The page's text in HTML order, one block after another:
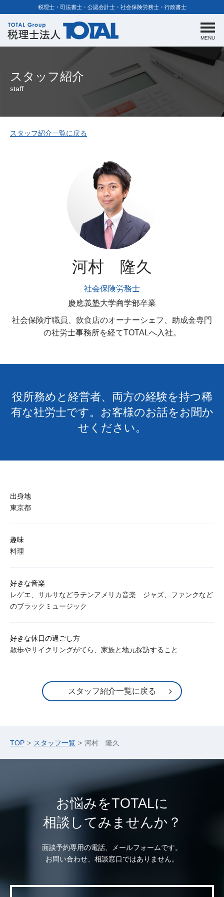
税理士・司法書士・公認会計士・社会保険労務士・行政書士
MENU
スタッフ紹介
staff
スタッフ紹介一覧に戻る
河村 隆久
社会保険労務士
慶應義塾大学商学部卒業
社会保険庁職員、飲食店のオーナーシェフ、助成金専門
の社労士事務所を経てTOTALへ入社。
役所務めと経営者、両方の経験を持つ稀
有な社労士です。お客様のお話をお聞か
せください。
出身地
東京都
趣味
料理
好きな音楽
レゲエ、サルサなどラテンアメリカ音楽 ジャズ、ファンクなど
のブラックミュージック
好きな休日の過ごし方
散歩やサイクリングがてら、家族と地元探訪すること
スタッフ紹介一覧に戻る
TOP スタッフ一覧 河村 隆久
お悩みをTOTALに
相談してみませんか？
面談予約専用の電話、メールフォームです。
お問い合わせ、相談窓口ではありません。